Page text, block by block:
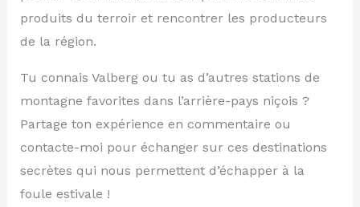
produits du terroir et rencontrer les producteurs
de la région.
Tu connais Valberg ou tu as d’autres stations de
montagne favorites dans l’arrière-pays niçois ?
Partage ton expérience en commentaire ou
contacte-moi pour échanger sur ces destinations
secrètes qui nous permettent d’échapper à la
foule estivale !